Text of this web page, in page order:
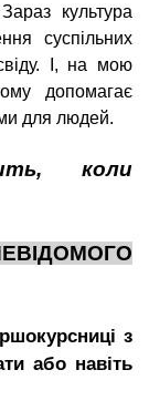
культура
суспільних
І, на мою
допомагає
для людей.
коли
з
або навіть